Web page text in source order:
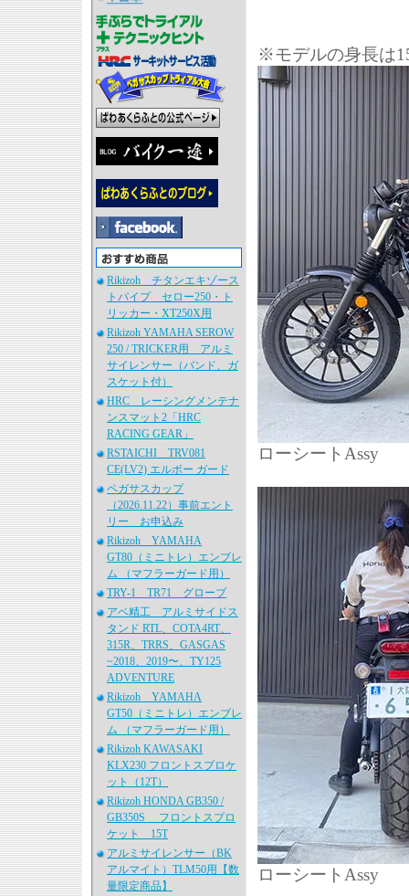
Rikizoh チタンエキゾース
トパイプ セロー250・ト
リッカー・XT250X用
Rikizoh YAMAHA SEROW
250 / TRICKER用 アルミ
サイレンサー（バンド、ガ
スケット付）
HRC レーシングメンテナ
ンスマット2「HRC
RACING GEAR」
RSTAICHI TRV081
CE(LV2) エルボー ガード
ペガサスカップ
（2026.11.22）事前エント
リー お申込み
Rikizoh YAMAHA
GT80（ミニトレ）エンブレ
ム （マフラーガード用）
TRY-1 TR71 グローブ
アベ精工 アルミサイドス
タンド RTL、COTA4RT、
315R、TRRS、GASGAS
~2018、2019〜、TY125
ADVENTURE
Rikizoh YAMAHA
GT50（ミニトレ）エンブレ
ム （マフラーガード用）
Rikizoh KAWASAKI
KLX230 フロントスプロケ
ット（12T）
Rikizoh HONDA GB350 /
GB350S フロントスプロ
ケット 15T
アルミサイレンサー（BK
アルマイト）TLM50用【数
量限定商品】
※モデルの身長は
ローシートAssy
ローシートAssy